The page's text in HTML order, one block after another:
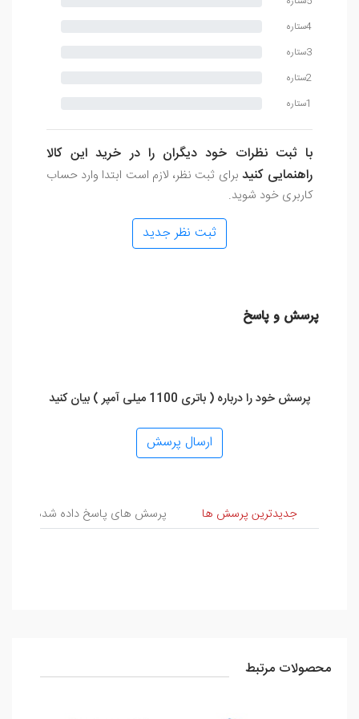
4ستاره
3ستاره
2ستاره
1ستاره
با ثبت نظرات خود دیگران را در خرید این کالا
راهنمایی کنید برای ثبت نظر، لازم است ابتدا وارد حساب
کاربری خود شوید.
ثبت نظر جدید
پرسش و پاسخ
پرسش خود را درباره ( باتری 1100 میلی آمپر ) بیان کنید
ارسال پرسش
پرسش و پاسخ
جدیدترین پرسش ها پرسش های پاسخ داده شده
محصولات مرتبط